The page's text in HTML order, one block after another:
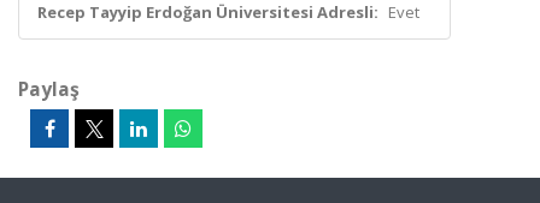
Recep Tayyip Erdoğan Üniversitesi Adresli: Evet
Paylaş